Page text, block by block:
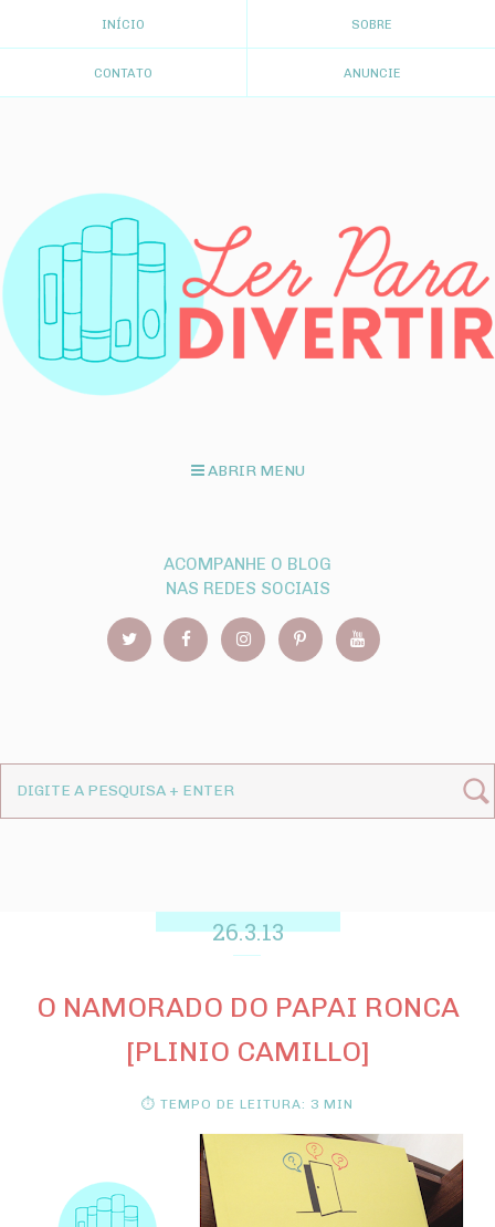
INÍCIO SOBRE
CONTATO ANUNCIE
ABRIR MENU
ACOMPANHE O BLOG
NAS REDES SOCIAIS
26.3.13
O NAMORADO DO PAPAI RONCA
[PLINIO CAMILLO]
⏱ TEMPO DE LEITURA: 3 MIN